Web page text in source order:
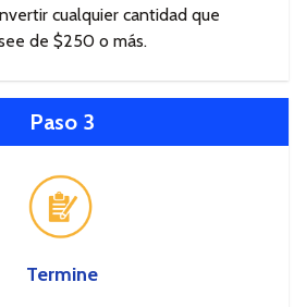
cualquier cantidad que
de $250 o más.
Paso 3
Termine